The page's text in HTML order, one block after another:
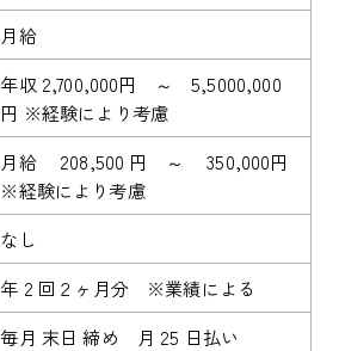
月給
年収 2,700,000円 ～ 5,5000,000
円 ※経験により考慮
月給 208,500 円 ～ 350,000円
※経験により考慮
なし
年 2 回２ヶ月分 ※業績による
毎月 末日 締め 月 25 日払い